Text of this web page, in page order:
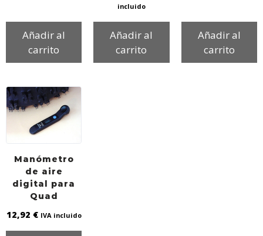
Añadir al
carrito
incluido
Añadir al
carrito
Añadir al
carrito
Manómetro
de aire
digital para
Quad
12,92 € IVA incluido